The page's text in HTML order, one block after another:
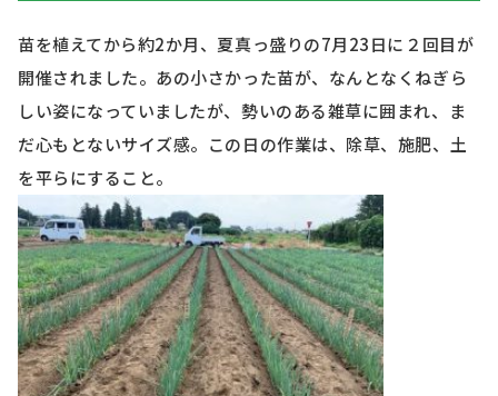
苗を植えてから約2か月、夏真っ盛りの7月23日に２回目が
開催されました。あの小さかった苗が、なんとなくねぎら
しい姿になっていましたが、勢いのある雑草に囲まれ、ま
だ心もとないサイズ感。この日の作業は、除草、施肥、土
を平らにすること。